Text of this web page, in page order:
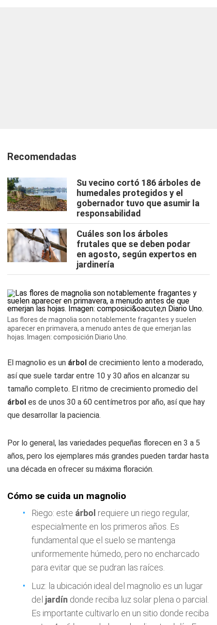
Recomendadas
Su vecino cortó 186 árboles de
humedales protegidos y el
gobernador tuvo que asumir la
responsabilidad
Cuáles son los árboles
frutales que se deben podar
en agosto, según expertos en
jardinería
Las flores de magnolia son notablemente fragantes y suelen
aparecer en primavera, a menudo antes de que emerjan las
hojas. Imagen: composición Diario Uno.
El magnolio es un árbol de crecimiento lento a moderado,
así que suele tardar entre 10 y 30 años en alcanzar su
tamaño completo. El ritmo de crecimiento promedio del
árbol es de unos 30 a 60 centímetros por año, así que hay
que desarrollar la paciencia.
Por lo general, las variedades pequeñas florecen en 3 a 5
años, pero los ejemplares más grandes pueden tardar hasta
una década en ofrecer su máxima floración.
Cómo se cuida un magnolio
Riego: este árbol requiere un riego regular,
especialmente en los primeros años. Es
fundamental que el suelo se mantenga
uniformemente húmedo, pero no encharcado
para evitar que se pudran las raíces.
Luz: la ubicación ideal del magnolio es un lugar
del jardín donde reciba luz solar plena o parcial.
Es importante cultivarlo en un sitio donde reciba